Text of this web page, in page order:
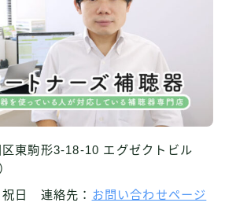
東駒形3-18-10 エグゼクトビル
祝日 連絡先： お問い合わせページ